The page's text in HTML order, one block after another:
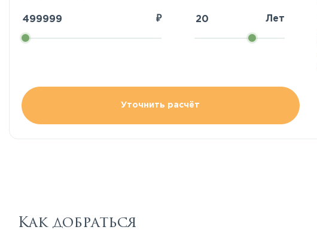
₽ Лет
Уточнить расчёт
Как добраться